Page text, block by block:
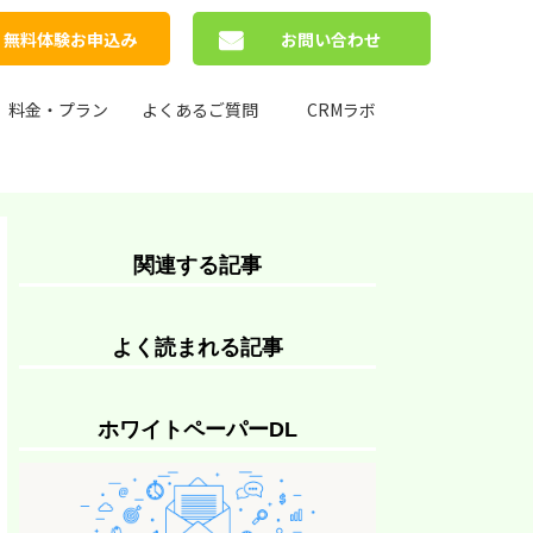
無料体験お申込み お問い合わせ
料金・プラン よくあるご質問 CRMラボ
関連する記事
よく読まれる記事
ホワイトペーパーDL